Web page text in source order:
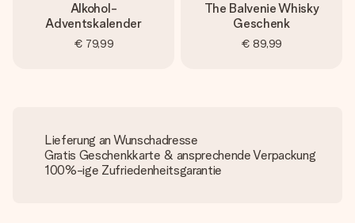
Alkohol-
Adventskalender
€ 79,99
The Balvenie Whisky
Geschenk
€ 89,99
Lieferung an Wunschadresse
Gratis Geschenkkarte & ansprechende Verpackung
100%-ige Zufriedenheitsgarantie